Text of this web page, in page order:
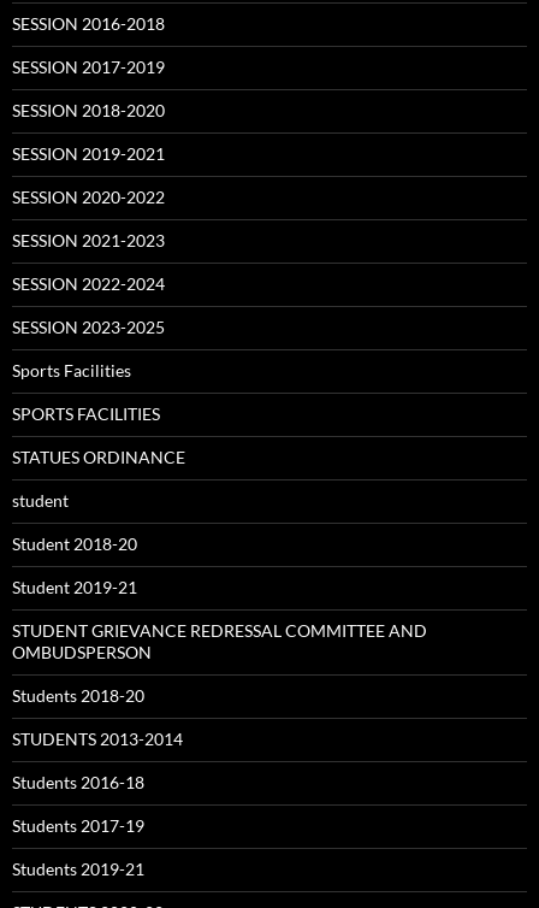
SESSION 2016-2018
SESSION 2017-2019
SESSION 2018-2020
SESSION 2019-2021
SESSION 2020-2022
SESSION 2021-2023
SESSION 2022-2024
SESSION 2023-2025
Sports Facilities
SPORTS FACILITIES
STATUES ORDINANCE
student
Student 2018-20
Student 2019-21
STUDENT GRIEVANCE REDRESSAL COMMITTEE AND
OMBUDSPERSON
Students 2018-20
STUDENTS 2013-2014
Students 2016-18
Students 2017-19
Students 2019-21